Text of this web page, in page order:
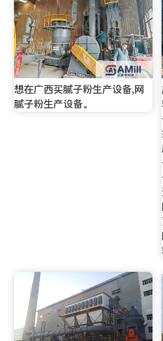
想在广西买腻子粉生产设备,网
腻子粉生产设备。